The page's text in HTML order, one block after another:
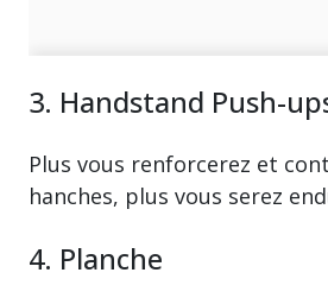
3. Handstand Push-
Plus vous renforcerez et
hanches, plus vous serez
4. Planche